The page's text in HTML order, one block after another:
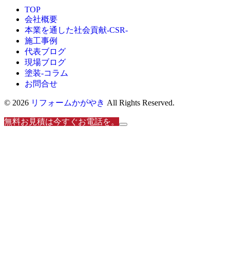
TOP
会社概要
本業を通した社会貢献-CSR-
施工事例
代表ブログ
現場ブログ
塗装-コラム
お問合せ
© 2026 リフォームかがやき All Rights Reserved.
無料お見積は今すぐお電話を。